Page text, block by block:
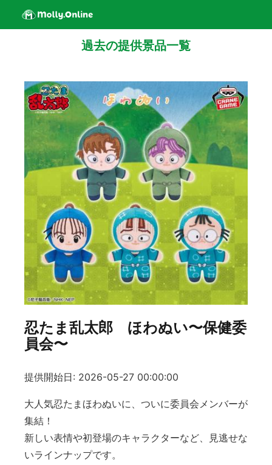
過去の提供景品一覧
忍たま乱太郎 ほわぬい〜保健委
員会〜
提供開始日: 2026-05-27 00:00:00
大人気忍たまほわぬいに、ついに委員会メンバーが
集結！
新しい表情や初登場のキャラクターなど、見逃せな
いラインナップです。